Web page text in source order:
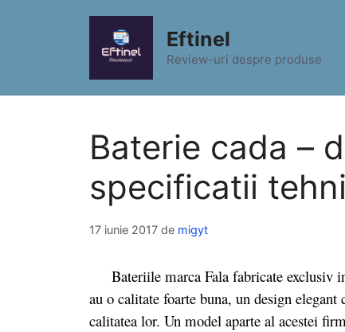
Eftinel
Review-uri despre produse
Baterie cada –
specificatii
17 iunie 2017 de migyt
Bateriile marca Fala fabricate exclusiv
au o calitate foarte buna, un design
calitatea lor. Un model aparte al acestei